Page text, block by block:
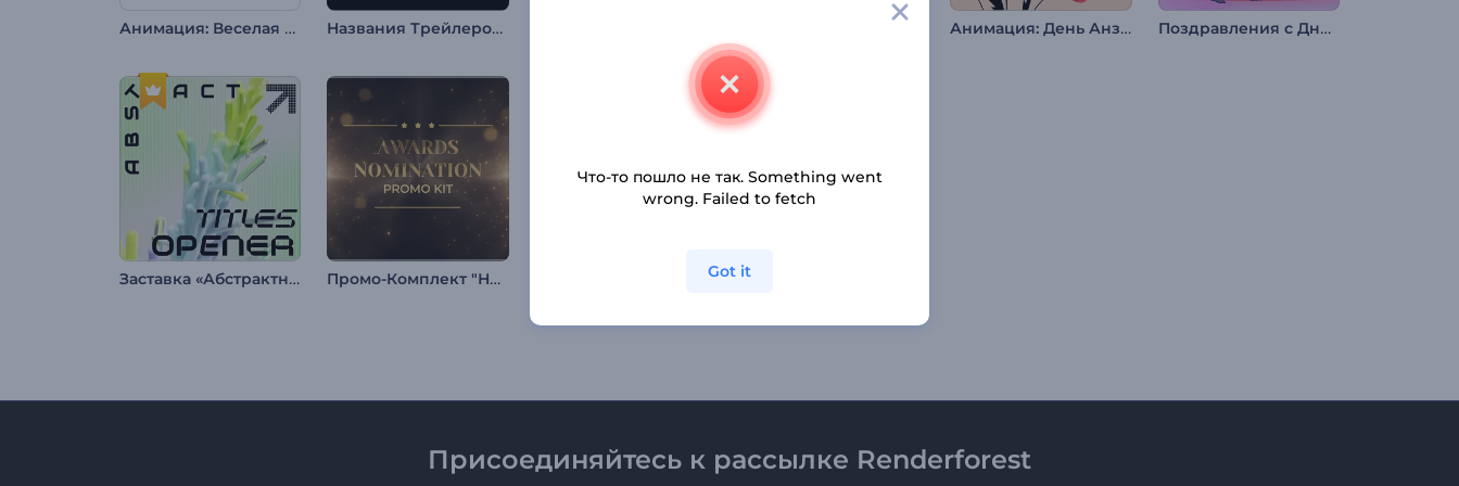
Анимация: Веселая Пасха Названия Трейлеров Экшн-Фильмов Анимация: День Анзака Поздравления с Днем святого Валентина
Заставка «Абстрактные титры» Промо-Комплект "Номинации на Премию" Заставка: Горные вершины
Присоединяйтесь к рассылке Renderforest
Что-то пошло не так. Something went
wrong. Failed to fetch
Got it